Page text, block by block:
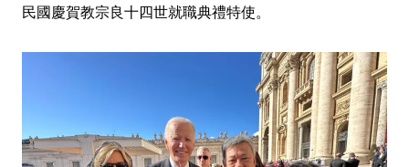
民國慶賀教宗良十四世就職典禮特使。